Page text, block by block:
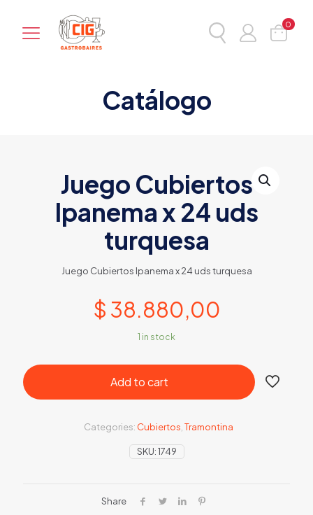
0
Catálogo
Juego Cubiertos
Ipanema x 24 uds
turquesa
Juego Cubiertos Ipanema x 24 uds turquesa
$ 38.880,00
1 in stock
Add to cart
SKU:1749
Categories: Cubiertos Tramontina
Share